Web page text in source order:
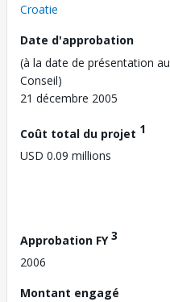
Croatie
Date d'approbation
(à la date de présentation au
Conseil)
21 décembre 2005
Coût total du projet 1
USD 0.09 millions
Approbation FY3
2006
Montant engagé